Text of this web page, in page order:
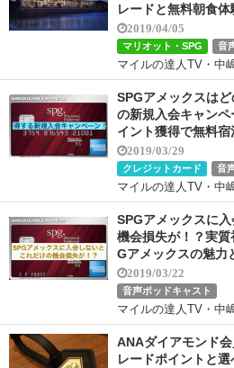
レードと無料朝食体
2019/04/05
マリオット・SPG 音
マイルの達人TV・中
SPGアメックスは
の新規入会キャン
イント獲得で無料宿
2019/03/29
クレジットカード 音
マイルの達人TV・中
SPGアメックスに
機会損失が！？実
Gアメックスの魅力
2019/03/22
音声ポッドキャスト
マイルの達人TV・中
ANAダイアモンド
レードポイントと